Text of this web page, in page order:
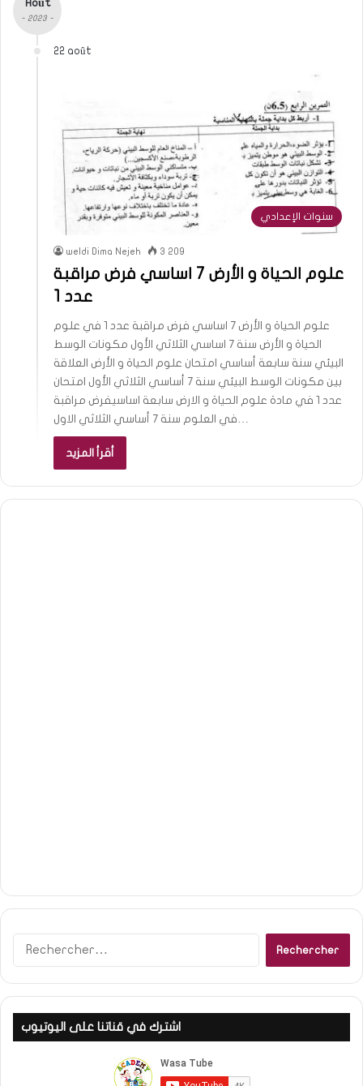
Août
- 2023 -
22 août
سنوات الإعدادي
weldi Dima Nejeh 3 209
علوم الحياة و الأرض 7 اساسي فرض مراقبة
عدد 1
علوم الحياة و الأرض 7 اساسي فرض مراقبة عدد 1 في علوم
الحياة و الأرض سنة 7 اساسي الثلاثي الأول مكونات الوسط
البيئي سنة سابعة أساسي امتحان علوم الحياة و الأرض العلاقة
بين مكونات الوسط البيئي سنة 7 أساسي الثلاثي الأول امتحان
عدد 1 في مادة علوم الحياة و الارض سابعة اساسيفرض مراقبة
في العلوم سنة 7 أساسي الثلاثي الاول…
أقرأ المزيد
c
اشترك في قناتنا على اليوتيوب